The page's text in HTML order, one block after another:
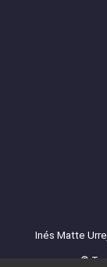
Inés Matte
©